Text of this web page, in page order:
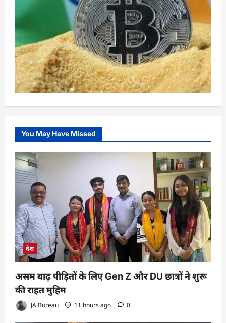
You May Have Missed
देश
असम बाढ़ पीड़ितों के लिए Gen Z और DU छात्रों ने शुरू
की राहत मुहिम
JA Bureau 11 hours ago 0